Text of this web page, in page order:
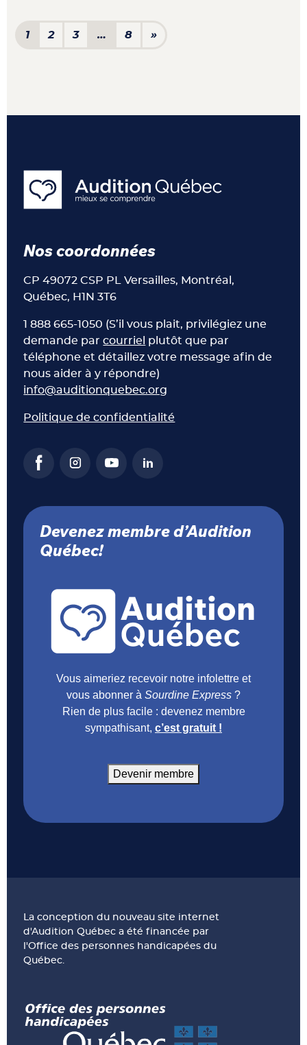
Navigation dans les
1 2 3 … 8 »
Nos coordonnées
CP 49072 CSP PL Versailles, Montréal,
Québec, H1N 3T6
1 888 665-1050 (S’il vous plait, privilégiez une
demande parcourriel plutôt que par
téléphone et détaillez votre message afin de
nous aider à y répondre)
info@auditionquebec.org
Politique de confidentialité
Devenez membre d’Audition
Québec!
Vous aimeriez recevoir notre infolettre et
vous abonner à Sourdine Express ?
Rien de plus facile : devenez membre
sympathisant, c’est gratuit !
Devenir membre
La conception du nouveau site internet
d'Audition Québec a été financée par
l'Office des personnes handicapées du
Québec.